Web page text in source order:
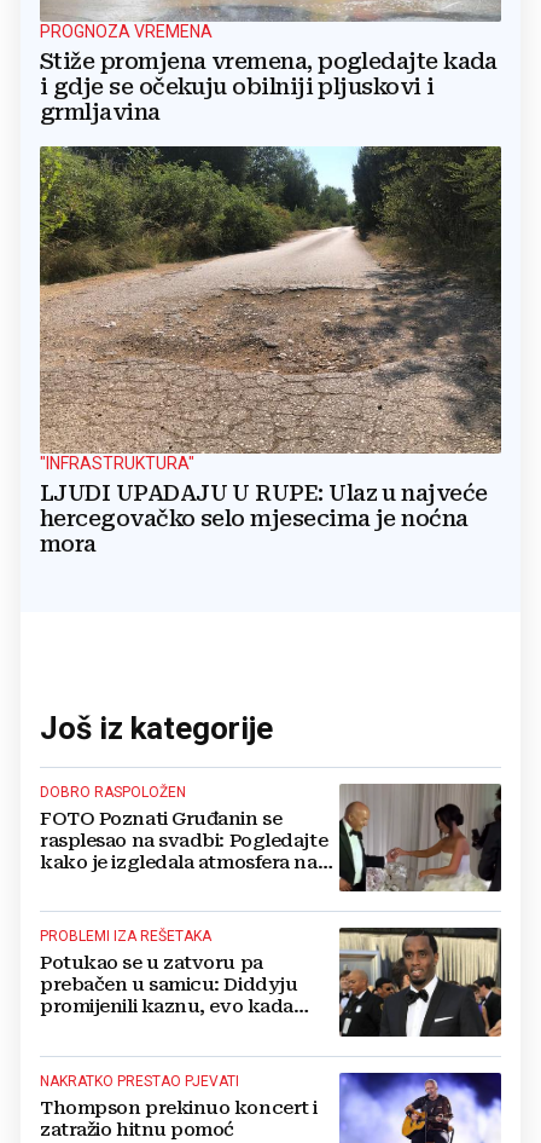
PROGNOZA VREMENA
Stiže promjena vremena, pogledajte kada
i gdje se očekuju obilniji pljuskovi i
grmljavina
"INFRASTRUKTURA"
LJUDI UPADAJU U RUPE: Ulaz u najveće
hercegovačko selo mjesecima je noćna
mora
Još iz kategorije
DOBRO RASPOLOŽEN
FOTO Poznati Gruđanin se
rasplesao na svadbi: Pogledajte
kako je izgledala atmosfera na
PROBLEMI IZA REŠETAKA
Potukao se u zatvoru pa
prebačen u samicu: Diddyju
promijenili kaznu, evo kada
NAKRATKO PRESTAO PJEVATI
Thompson prekinuo koncert i
zatražio hitnu pomoć